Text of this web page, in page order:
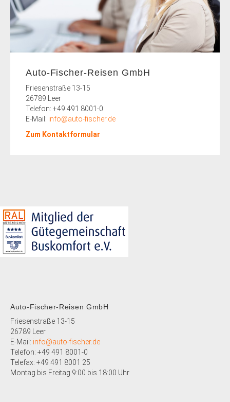
Auto-Fischer-Reisen GmbH
Friesenstraße 13-15
26789 Leer
Telefon: +49 491 8001-0
E-Mail: info@auto-fischer.de
Zum Kontaktformular
Auto-Fischer-Reisen GmbH
Friesenstraße 13-15
26789 Leer
E-Mail: info@auto-fischer.de
Telefon: +49 491 8001-0
Telefax: +49 491 8001 25
Montag bis Freitag 9:00 bis 18:00 Uhr